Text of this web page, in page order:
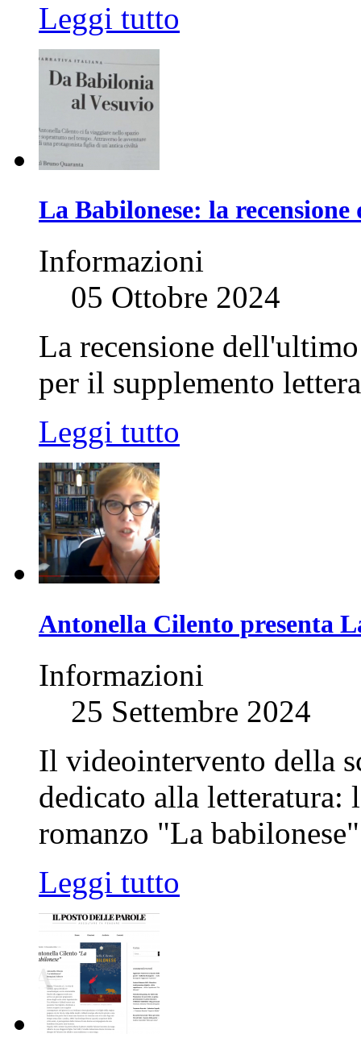
Leggi tutto
La Babilonese: la
Informazioni
05 Ottobre 2024
La recensione
per il supplemento
Leggi tutto
Antonella Cilento presenta
Informazioni
25 Settembre 2024
Il videointervento della
dedicato alla letteratura:
romanzo "La
Leggi tutto